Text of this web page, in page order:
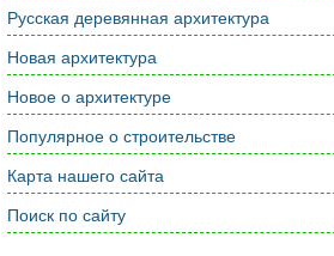
Русская деревянная архитектура
Новая архитектура
Новое о архитектуре
Популярное о строительстве
Карта нашего сайта
Поиск по сайту